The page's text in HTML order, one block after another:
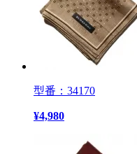
型番：34170
¥4,980